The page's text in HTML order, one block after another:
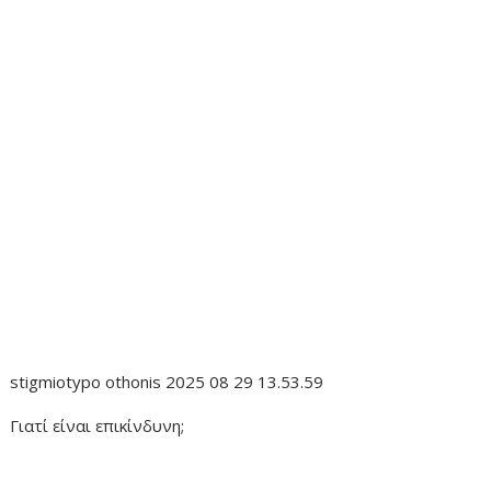
stigmiotypo othonis 2025 08 29 13.53.59
Γιατί είναι επικίνδυνη;